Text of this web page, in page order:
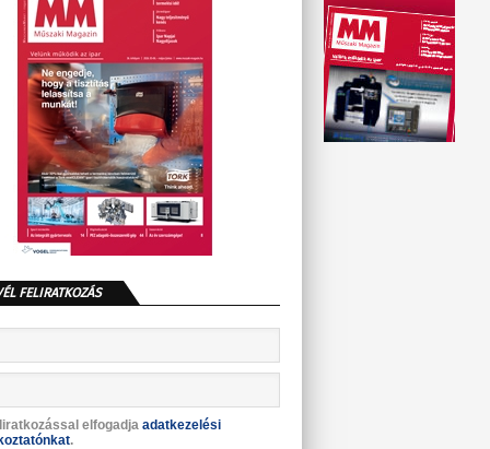
FELIRATKOZÁS
elfogadja adatkezelési
.